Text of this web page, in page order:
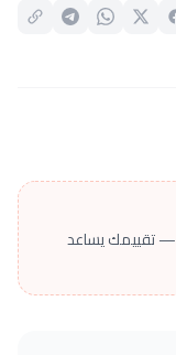
— تقييمك يساعد